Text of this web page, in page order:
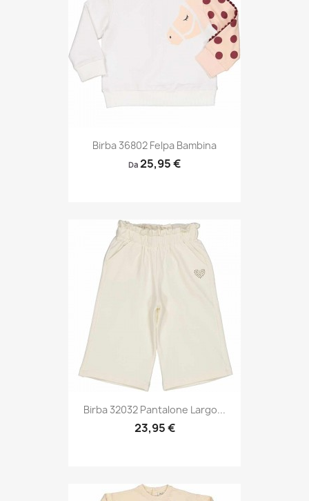
Birba 36802 Felpa Bambina
Da 25,95 €
Birba 32032 Pantalone Largo...
23,95 €